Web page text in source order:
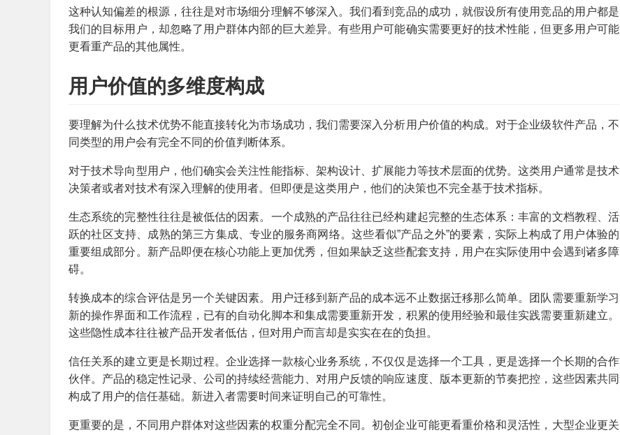
这种认知偏差的根源，往往是对市场细分理解不够深入。我们看到竞品的成功，就假设所有使用竞品的用户都是
我们的目标用户，却忽略了用户群体内部的巨大差异。有些用户可能确实需要更好的技术性能，但更多用户可能
更看重产品的其他属性。
用户价值的多维度构成
要理解为什么技术优势不能直接转化为市场成功，我们需要深入分析用户价值的构成。对于企业级软件产品，不
同类型的用户会有完全不同的价值判断体系。
对于技术导向型用户，他们确实会关注性能指标、架构设计、扩展能力等技术层面的优势。这类用户通常是技术
决策者或者对技术有深入理解的使用者。但即便是这类用户，他们的决策也不完全基于技术指标。
生态系统的完整性往往是被低估的因素。一个成熟的产品往往已经构建起完整的生态体系：丰富的文档教程、活
跃的社区支持、成熟的第三方集成、专业的服务商网络。这些看似”产品之外”的要素，实际上构成了用户体验的
重要组成部分。新产品即便在核心功能上更加优秀，但如果缺乏这些配套支持，用户在实际使用中会遇到诸多障
碍。
转换成本的综合评估是另一个关键因素。用户迁移到新产品的成本远不止数据迁移那么简单。团队需要重新学习
新的操作界面和工作流程，已有的自动化脚本和集成需要重新开发，积累的使用经验和最佳实践需要重新建立。
这些隐性成本往往被产品开发者低估，但对用户而言却是实实在在的负担。
信任关系的建立更是长期过程。企业选择一款核心业务系统，不仅仅是选择一个工具，更是选择一个长期的合作
伙伴。产品的稳定性记录、公司的持续经营能力、对用户反馈的响应速度、版本更新的节奏把控，这些因素共同
构成了用户的信任基础。新进入者需要时间来证明自己的可靠性。
更重要的是，不同用户群体对这些因素的权重分配完全不同。初创企业可能更看重价格和灵活性，大型企业更关